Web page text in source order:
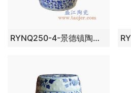
RYNQ250-4-景德镇陶瓷 纯手绘青花缠枝 铜钱镂空 圆凳 凉墩